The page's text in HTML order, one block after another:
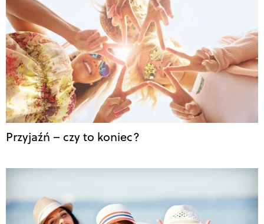
Przyjaźń – czy to koniec?